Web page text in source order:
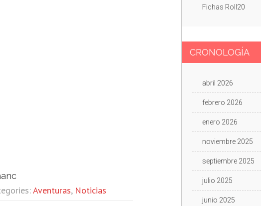
Aventuras, Noticias
Fichas Roll20
CRONOLOGÍA
abril 2026
febrero 2026
enero 2026
noviembre 2025
septiembre 2025
julio 2025
junio 2025